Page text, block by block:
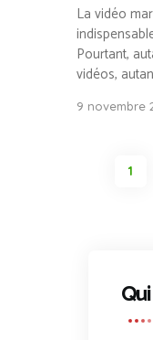
La vidéo
Pourtant,
vidéos,
9 novembre
PAGE
1